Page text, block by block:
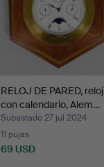
RELOJ DE PARED, reloj
con calendario, Alem…
Subastado 27 jul 2024
11 pujas
69 USD